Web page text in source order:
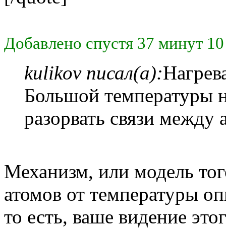
Добавлено спустя 37 минут
kulikov писал(а):
Большой температуры
разорвать связи между
Механизм, или модель
атомов от температуры
то есть, ваше видение